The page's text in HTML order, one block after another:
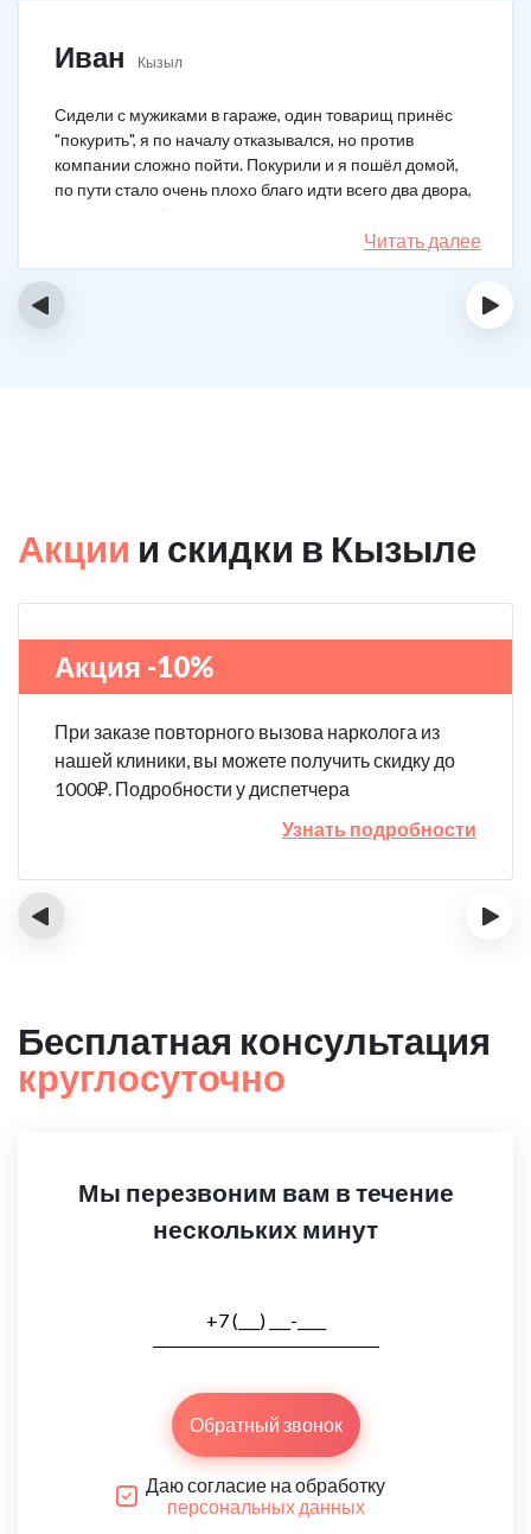
Иван Кызыл
Сидели с мужиками в гараже, один товарищ принёс
"покурить", я по началу отказывался, но против
компании сложно пойти. Покурили и я пошёл домой,
по пути стало очень плохо благо идти всего два двора,
чувствовал что точно, что-то не так. Спасибо большое,
что быстро приехали, поставили капельницу и уже
меня начало отпускать. После оказалось, что товарищ
Читать далее
‹ ›
Акции и скидки в Кызыле
Акция -10%
При заказе повторного вызова нарколога из
нашей клиники, вы можете получить скидку до
1000₽. Подробности у диспетчера
Узнать подробности
‹ ›
Бесплатная консультация
круглосуточно
Мы перезвоним вам в течение
нескольких минут
Обратный звонок
Даю согласие на обработку
персональных данных